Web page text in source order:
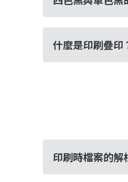
什麼是印刷疊印
印刷時檔案的解